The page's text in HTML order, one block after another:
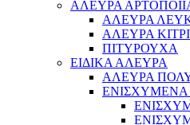
ΑΛΕΥΡΑ
ΑΛΕΥΡΑ
ΑΛΕΥΡΑ
ΠΙΤΥΡΟΥΧΑ
ΕΙΔΙΚΑ ΑΛΕΥΡΑ
ΑΛΕΥΡΑ
ΕΝΙΣΧΥΜΕΝΑ